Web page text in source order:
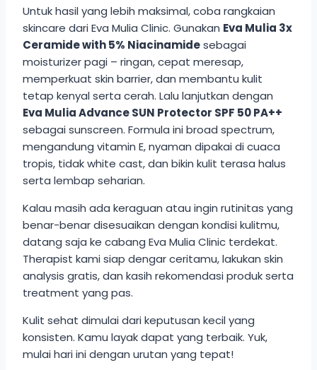
Untuk hasil yang lebih maksimal, coba rangkaian
skincare dari Eva Mulia Clinic. Gunakan Eva Mulia 3x
Ceramide with 5% Niacinamidesebagai
moisturizer pagi – ringan, cepat meresap,
memperkuat skin barrier, dan membantu kulit
tetap kenyal serta cerah. Lalu lanjutkan dengan
Eva Mulia Advance SUN Protector SPF 50 PA++
sebagai sunscreen. Formula ini broad spectrum,
mengandung vitamin E, nyaman dipakai di cuaca
tropis, tidak white cast, dan bikin kulit terasa halus
serta lembap seharian.
Kalau masih ada keraguan atau ingin rutinitas yang
benar-benar disesuaikan dengan kondisi kulitmu,
datang saja ke cabang Eva Mulia Clinic terdekat.
Therapist kami siap dengar ceritamu, lakukan skin
analysis gratis, dan kasih rekomendasi produk serta
treatment yang pas.
Kulit sehat dimulai dari keputusan kecil yang
konsisten. Kamu layak dapat yang terbaik. Yuk,
mulai hari ini dengan urutan yang tepat!